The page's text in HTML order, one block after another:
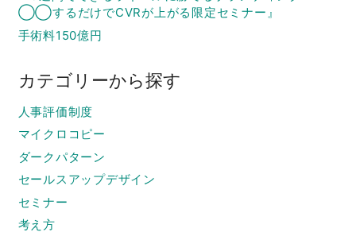
◯◯するだけでCVRが上がる限定セミナー』
手術料150億円
カテゴリーから探す
人事評価制度
マイクロコピー
ダークパターン
セールスアップデザイン
セミナー
考え方